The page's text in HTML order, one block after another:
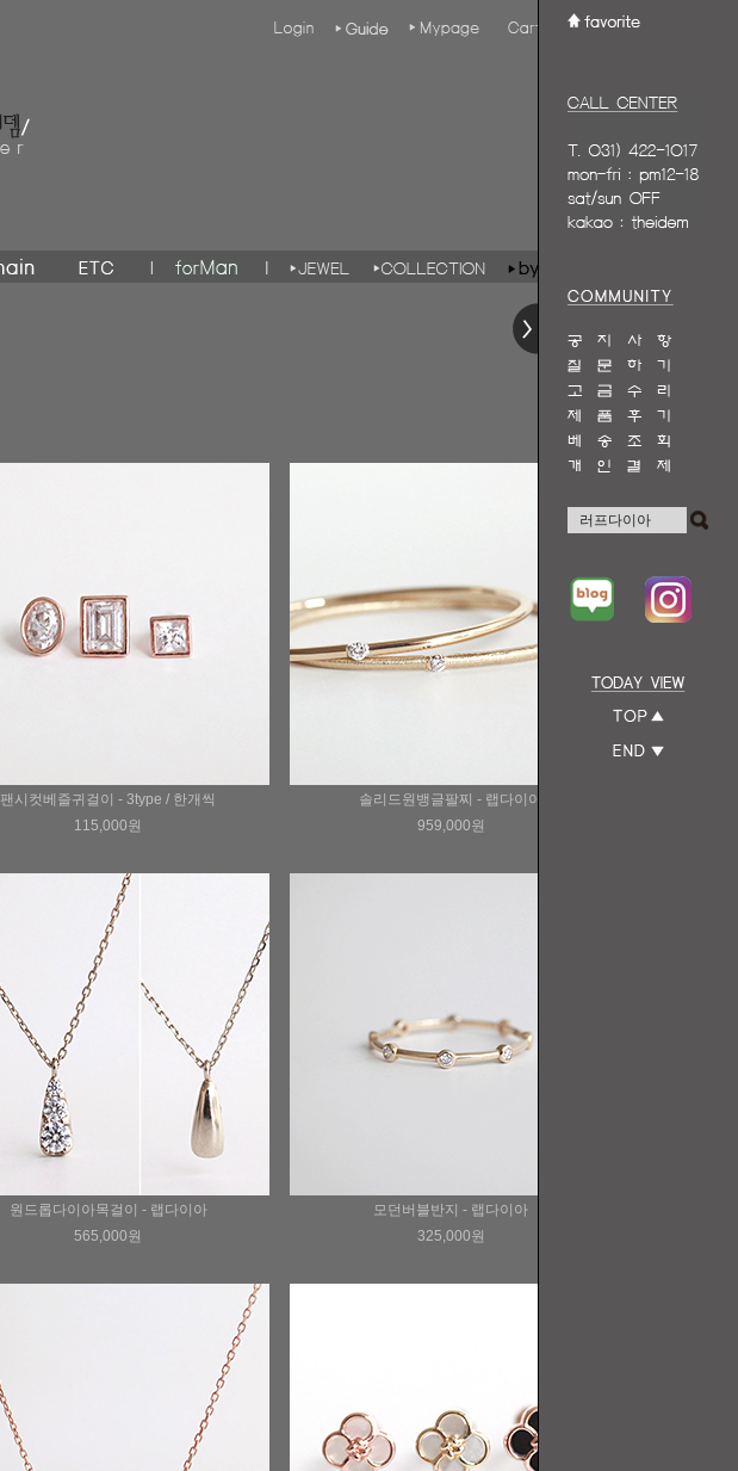
팬시컷베즐귀걸이 - 3type / 한개씩
115,000원
솔리드원뱅글팔찌 - 랩다이아
959,000원
원드롭다이아목걸이 - 랩다이아
565,000원
모던버블반지 - 랩다이아
325,000원